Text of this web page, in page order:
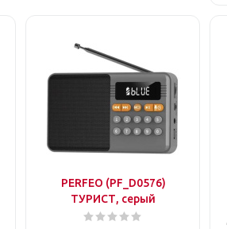
PERFEO (PF_D0576)
ТУРИСТ, серый